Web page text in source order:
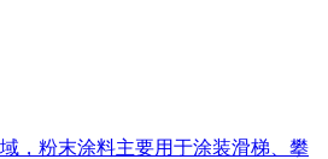
，粉末涂料主要用于涂装滑梯、攀